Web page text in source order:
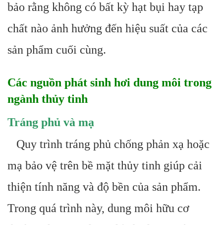
bảo rằng không có bất kỳ hạt bụi hay tạp
chất nào ảnh hưởng đến hiệu suất của các
sản phẩm cuối cùng.
Các nguồn phát sinh hơi dung môi trong
ngành thủy tinh
Tráng phủ và mạ
Quy trình tráng phủ chống phản xạ hoặc
mạ bảo vệ trên bề mặt thủy tinh giúp cải
thiện tính năng và độ bền của sản phẩm.
Trong quá trình này, dung môi hữu cơ